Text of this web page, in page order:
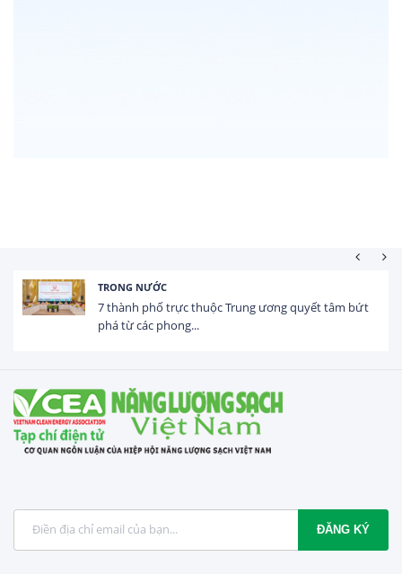
quyết tâm bứt
Tổng vốn FDI đăng ký vào Việt
ĐĂNG KÝ